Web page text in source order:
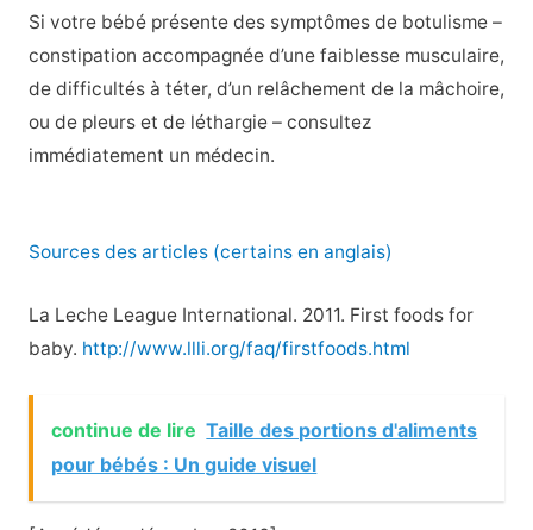
Si votre bébé présente des symptômes de botulisme –
constipation accompagnée d’une faiblesse musculaire,
de difficultés à téter, d’un relâchement de la mâchoire,
ou de pleurs et de léthargie – consultez
immédiatement un médecin.
Sources des articles (certains en anglais)
La Leche League International. 2011. First foods for
baby. http://www.llli.org/faq/firstfoods.html
continue de lire Taille des portions d'aliments
pour bébés : Un guide visuel